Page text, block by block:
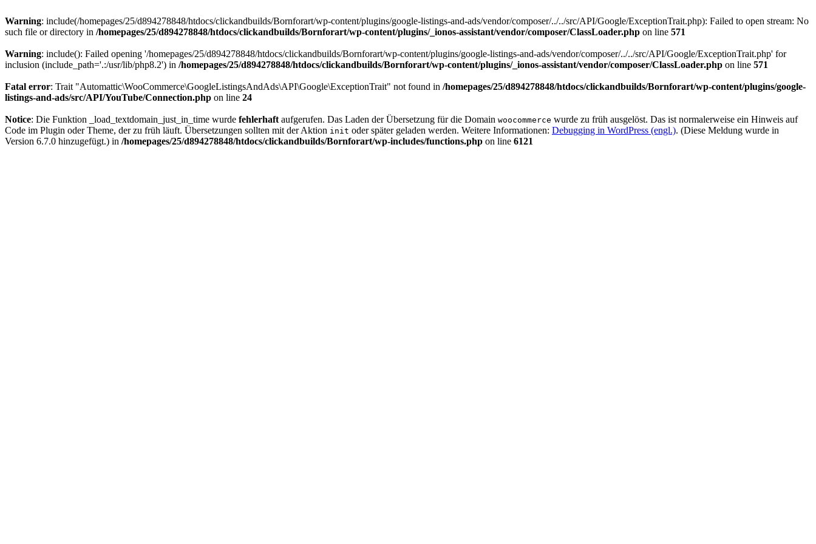
Warning: include(/homepages/25/d894278848/htdocs/clickandbuilds/Bornforart/wp-content/plugins/google-listings-and-ads/vendor/composer/../../src/API/Google/ExceptionTrait.php): Failed to open stream: No
such file or directory in /homepages/25/d894278848/htdocs/clickandbuilds/Bornforart/wp-content/plugins/_ionos-assistant/vendor/composer/ClassLoader.php on line 571
Warning: include(): Failed opening '/homepages/25/d894278848/htdocs/clickandbuilds/Bornforart/wp-content/plugins/google-listings-and-ads/vendor/composer/../../src/API/Google/ExceptionTrait.php' for
inclusion (include_path='.:/usr/lib/php8.2') in /homepages/25/d894278848/htdocs/clickandbuilds/Bornforart/wp-content/plugins/_ionos-assistant/vendor/composer/ClassLoader.php on line 571
Fatal error: Trait "Automattic\WooCommerce\GoogleListingsAndAds\API\Google\ExceptionTrait" not found in /homepages/25/d894278848/htdocs/clickandbuilds/Bornforart/wp-content/plugins/google-
listings-and-ads/src/API/YouTube/Connection.php on line 24
Notice: Die Funktion _load_textdomain_just_in_time wurde fehlerhaft aufgerufen. Das Laden der Übersetzung für die Domain woocommerce wurde zu früh ausgelöst. Das ist normalerweise ein Hinweis auf
Code im Plugin oder Theme, der zu früh läuft. Übersetzungen sollten mit der Aktion init oder später geladen werden. Weitere Informationen: Debugging in WordPress (engl.). (Diese Meldung wurde in
Version 6.7.0 hinzugefügt.) in /homepages/25/d894278848/htdocs/clickandbuilds/Bornforart/wp-includes/functions.php on line 6121